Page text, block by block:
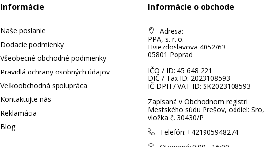
Informácie
Naše poslanie
Dodacie podmienky
Všeobecné obchodné podmienky
Pravidlá ochrany osobných údajov
Veľkoobchodná spolupráca
Kontaktujte nás
Reklamácia
Blog
Informácie o obchode
Adresa:
PPA, s. r. o.
Hviezdoslavova 4052/63
05801 Poprad
IČO / ID: 45 648 221
DIČ / Tax ID: 2023108593
IČ DPH / VAT ID: SK2023108593
Zapísaná v Obchodnom registri
Mestského súdu Prešov, oddiel: Sro,
vložka č. 30430/P
Telefón: +421905948274